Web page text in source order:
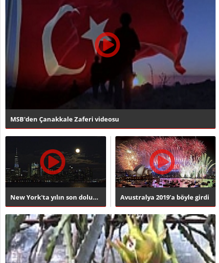
MSB'den Çanakkale Zaferi videosu
New York'ta yılın son dolunayı Avustralya 2019'a böyle girdi